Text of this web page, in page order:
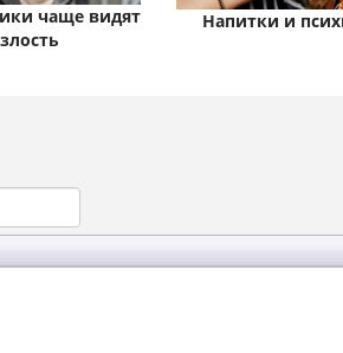
чаще видят
злость
Напитки и